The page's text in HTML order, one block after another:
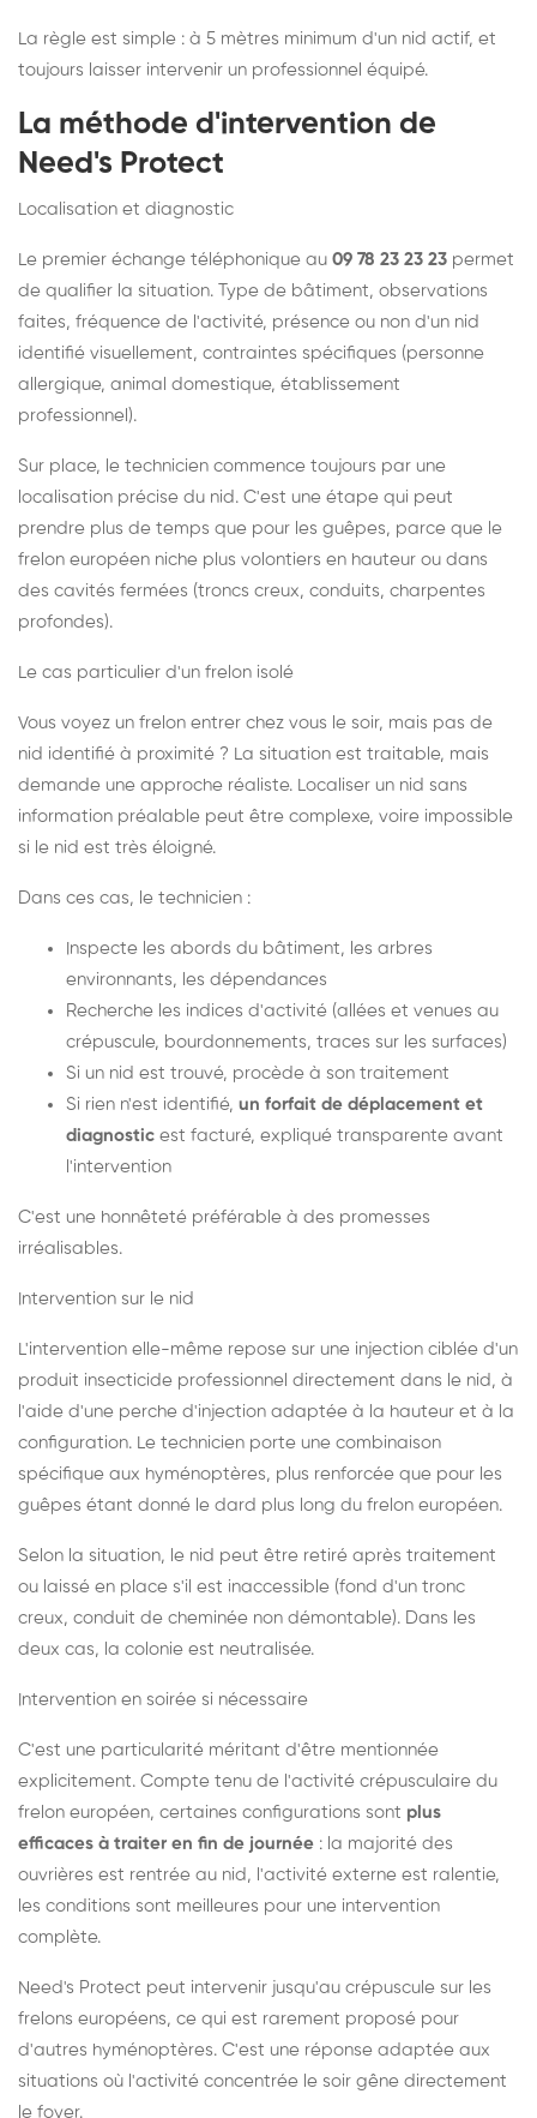
La règle est simple : à 5 mètres minimum d'un nid actif, et
toujours laisser intervenir un professionnel équipé.
La méthode d'intervention de
Need's Protect
Localisation et diagnostic
Le premier échange téléphonique au 09 78 23 23 23 permet
de qualifier la situation. Type de bâtiment, observations
faites, fréquence de l'activité, présence ou non d'un nid
identifié visuellement, contraintes spécifiques (personne
allergique, animal domestique, établissement
professionnel).
Sur place, le technicien commence toujours par une
localisation précise du nid. C'est une étape qui peut
prendre plus de temps que pour les guêpes, parce que le
frelon européen niche plus volontiers en hauteur ou dans
des cavités fermées (troncs creux, conduits, charpentes
profondes).
Le cas particulier d'un frelon isolé
Vous voyez un frelon entrer chez vous le soir, mais pas de
nid identifié à proximité ? La situation est traitable, mais
demande une approche réaliste. Localiser un nid sans
information préalable peut être complexe, voire impossible
si le nid est très éloigné.
Dans ces cas, le technicien :
Inspecte les abords du bâtiment, les arbres
environnants, les dépendances
Recherche les indices d'activité (allées et venues au
crépuscule, bourdonnements, traces sur les surfaces)
Si un nid est trouvé, procède à son traitement
Si rien n'est identifié, un forfait de déplacement et
diagnostic est facturé, expliqué transparente avant
l'intervention
C'est une honnêteté préférable à des promesses
irréalisables.
Intervention sur le nid
L'intervention elle-même repose sur une injection ciblée d'un
produit insecticide professionnel directement dans le nid, à
l'aide d'une perche d'injection adaptée à la hauteur et à la
configuration. Le technicien porte une combinaison
spécifique aux hyménoptères, plus renforcée que pour les
guêpes étant donné le dard plus long du frelon européen.
Selon la situation, le nid peut être retiré après traitement
ou laissé en place s'il est inaccessible (fond d'un tronc
creux, conduit de cheminée non démontable). Dans les
deux cas, la colonie est neutralisée.
Intervention en soirée si nécessaire
C'est une particularité méritant d'être mentionnée
explicitement. Compte tenu de l'activité crépusculaire du
frelon européen, certaines configurations sont plus
efficaces à traiter en fin de journée : la majorité des
ouvrières est rentrée au nid, l'activité externe est ralentie,
les conditions sont meilleures pour une intervention
complète.
Need's Protect peut intervenir jusqu'au crépuscule sur les
frelons européens, ce qui est rarement proposé pour
d'autres hyménoptères. C'est une réponse adaptée aux
situations où l'activité concentrée le soir gêne directement
le foyer.